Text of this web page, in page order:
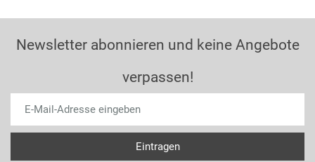
Newsletter abonnieren und keine Angebote
verpassen!